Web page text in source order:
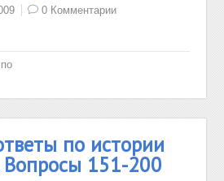
0 Комментарии
по истории
Вопросы 151-200